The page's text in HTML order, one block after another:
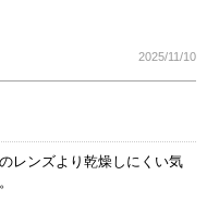
2025/11/10
レンズより乾燥しにくい気